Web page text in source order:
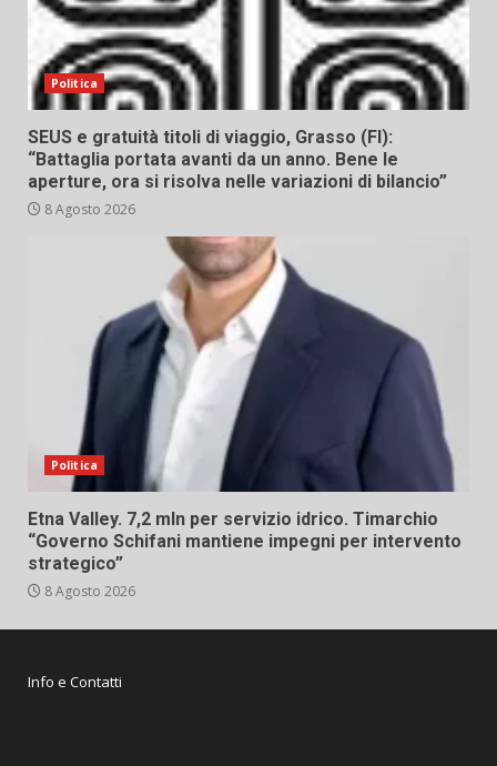
Politica
SEUS e gratuità titoli di viaggio, Grasso (FI):
“Battaglia portata avanti da un anno. Bene le
aperture, ora si risolva nelle variazioni di bilancio”
8 Agosto 2026
Politica
Etna Valley. 7,2 mln per servizio idrico. Timarchio
“Governo Schifani mantiene impegni per intervento
strategico”
8 Agosto 2026
Info e Contatti